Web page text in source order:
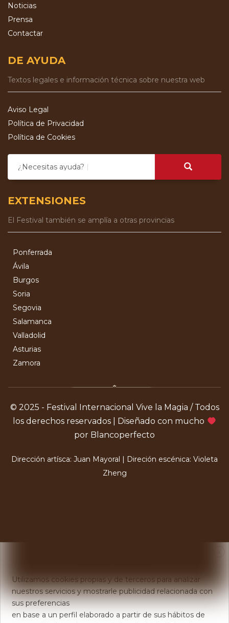
Noticias
Prensa
Contactar
DE AYUDA
Textos legales e información técnica sobre nuestra web
Aviso Legal
Política de Privacidad
Política de Cookies
¿Necesitas ayuda?
EXTENSIONES
El Festival también se amplía a otras provincias
Ponferrada
Ávila
Burgos
Soria
Segovia
Salamanca
Valladolid
Asturias
Zamora
© 2025 - Festival Internacional Vive la Magia / Todos
los derechos reservados | Diseñado con mucho
por Blancoperfecto
Dirección artísca: Juan Mayoral | Direción escénica: Violeta
Zheng
Utilizamos cookies propias y de terceros para analizar
nuestros servicios y mostrarle publicidad relacionada con
sus preferencias
en base a un perfil elaborado a partir de sus hábitos de